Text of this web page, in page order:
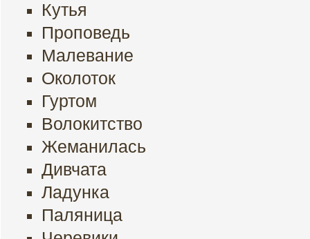
Кутья
Проповедь
Малевание
Околоток
Гуртом
Волокитство
Жеманилась
Дивчата
Ладунка
Паляница